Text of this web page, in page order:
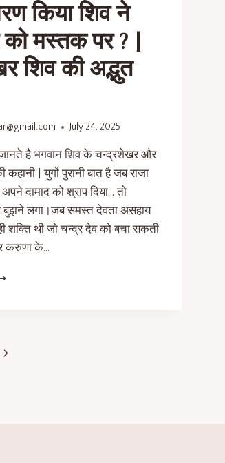
किया शिव ने
को मस्तक पर ? |
शिव की अद्भुत
July 24, 2025
है भगवान शिव के चन्द्रशेखर और
कहानी | युगों पुरानी बात है जब राजा
दामाद को श्राप दिया… तो
बुझने लगा।जब समस्त देवता असहाय
शक्ति थी जो चन्द्र देव को बचा सकती
करुणा के…